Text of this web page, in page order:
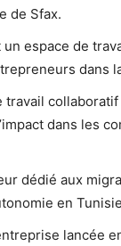
de Sfax.
un espace de
travail
dans les
dédié aux
en
lancée